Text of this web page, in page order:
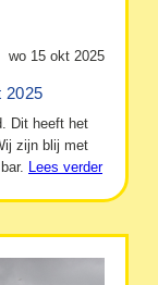
wo 15 okt 2025
2025
Dit heeft het
zijn blij met
Lees verder